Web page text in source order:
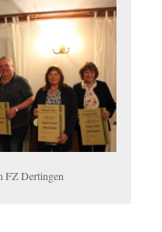
FZ Dertingen